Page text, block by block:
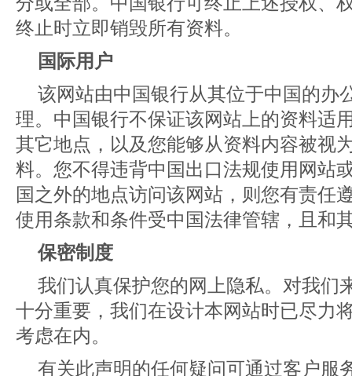
终止时立即销毁所有资料。
国际用户
该网站由中国银行从其位于中国的办
理。中国银行不保证该网站上的资料适
其它地点，以及您能够从资料内容被视
料。您不得违背中国出口法规使用网站
国之外的地点访问该网站，则您有责任
使用条款和条件受中国法律管辖，且和
保密制度
我们认真保护您的网上隐私。对我们
十分重要，我们在设计本网站时已尽力
考虑在内。
有关此声明的任何疑问可通过客户服